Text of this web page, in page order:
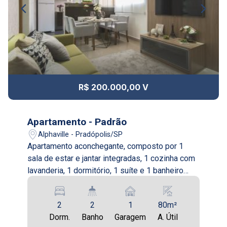
12
13
Aug/Thu
Aug/Fri
17
Aug/Mon
10:00
11:00
12:00
13:00
Continuar
R$ 200.000,00 V
Apartamento - Padrão
Alphaville - Pradópolis/SP
Apartamento aconchegante, composto por 1
sala de estar e jantar integradas, 1 cozinha com
lavanderia, 1 dormitório, 1 suíte e 1 banheiro
social.
2
Dorm.
2
Banho
1
Garagem
80m²
A. Útil